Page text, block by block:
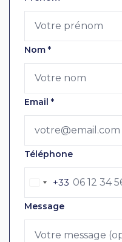
Nom *
Email *
Téléphone
+33
Message